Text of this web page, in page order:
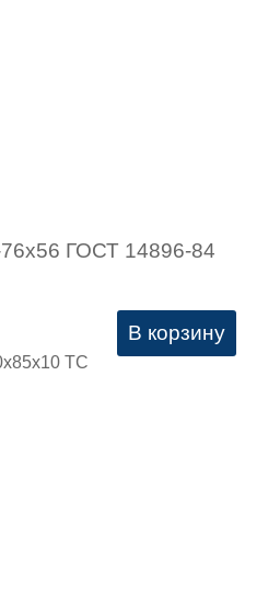
ГОСТ 14896-84
В корзину